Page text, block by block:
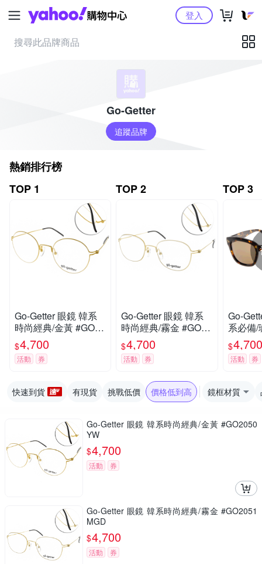
Yahoo購物中心登入
Go-Getter
追蹤品牌
熱銷排行榜
TOP 1
Go-Getter 眼鏡 韓系
時尚經典/金黃 #GO20
50 YW
$4,700
活動 券
TOP 2
Go-Getter 眼鏡 韓系
時尚經典/霧金 #GO20
51 MGD
$4,700
活動 券
TOP 3
Go-
系必備/
DE
$4,700
活動 券
快速到貨 有現貨 挑戰低價 價格低到高 鏡框材質
Go-Getter 眼鏡 韓系時尚經典/金黃 #GO2050
YW
$4,700
活動 券
Go-Getter 眼鏡 韓系時尚經典/霧金 #GO2051
MGD
$4,700
活動 券